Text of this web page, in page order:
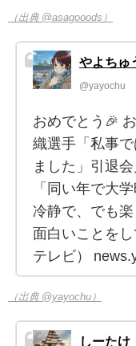
（出典 @asagooods）
やよちゅ
@yayochu
おめでとう🎉
織選手「私事
ました」引退
「同い年で大
冷静で、でも
面白いことを
テレビ）
（出典 @yayochu）
しーたけ